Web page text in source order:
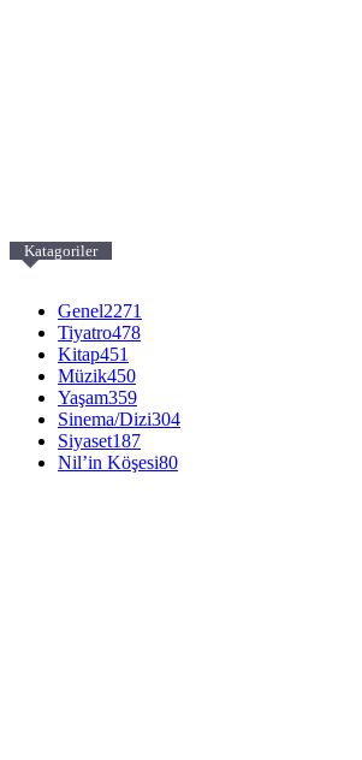
Katagoriler
Genel2271
Tiyatro478
Kitap451
Müzik450
Yaşam359
Sinema/Dizi304
Siyaset187
Nil’in Köşesi80